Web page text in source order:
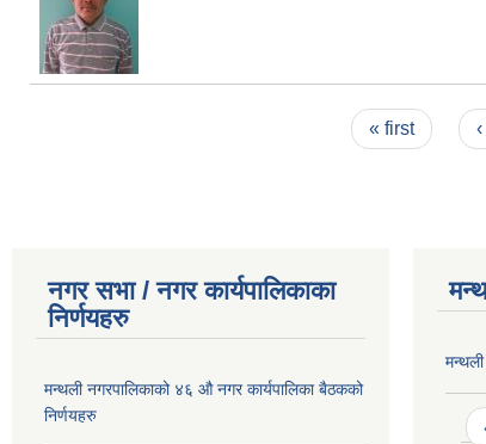
« first
नगर सभा / नगर कार्यपालिकाका
निर्णयहरु
मन्थली नगरपालिकाको ४६ औ नगर कार्यपालिका बैठकको
निर्णयहरु